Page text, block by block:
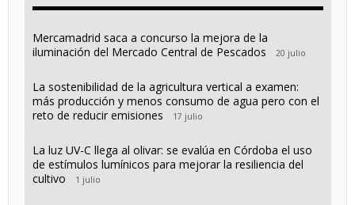
Mercamadrid saca a concurso la mejora de la
iluminación del Mercado Central de Pescados
20 julio
La sostenibilidad de la agricultura vertical a examen:
más producción y menos consumo de agua pero con el
reto de reducir emisiones
17 julio
La luz UV-C llega al olivar: se evalúa en Córdoba el uso
de estímulos lumínicos para mejorar la resiliencia del
cultivo
1 julio